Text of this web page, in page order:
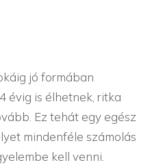
jó formában
évig is élhetnek, ritka
Ez tehát egy egész
mindenféle számolás
kell venni.